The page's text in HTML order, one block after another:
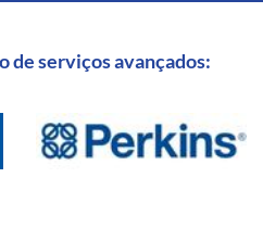
de serviços avançados: